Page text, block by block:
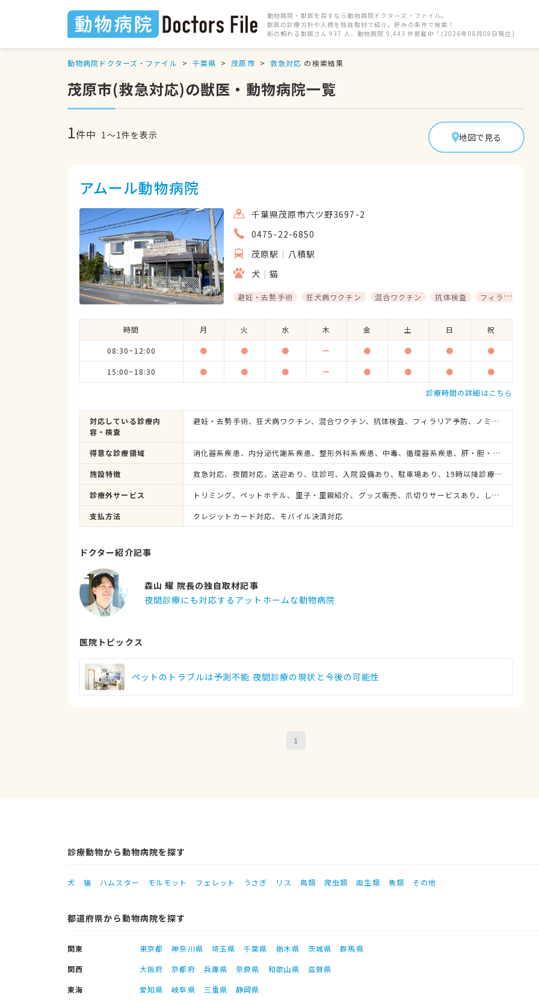
動物病院・獣医を探すなら動物病院ドクターズ・ファイル。
獣医の診療方針や人柄を独自取材で紹介。好みの条件で検索！
街の頼れる獣医さん 937 人、動物病院 9,443 件掲載中！(2026年08月08日現在)
動物病院ドクターズ・ファイル 千葉県 茂原市 救急対応 の検索結果
茂原市(救急対応)の獣医・動物病院一覧
1件中 1〜1件を表示 地図で見る
アムール動物病院
千葉県茂原市六ツ野3697-2
0475-22-6850
茂原駅
八積駅
犬
猫
避妊・去勢手術 狂犬病ワクチン 混合ワクチン 抗体検査 フィラリア予防
時間 月 火 水 木 金 土 日 祝
08:30~12:00 ● ● ● ー ● ● ● ●
15:00~18:30 ● ● ● ー ● ● ● ●
診療時間の詳細はこちら
対応している診療内
容・検査
避妊・去勢手術、狂犬病ワクチン、混合ワクチン、抗体検査、フィラリア予防、ノミ・ダニ予防、マイクロチップ対応、健康診断、各種検査、外科手術
得意な診療領域 消化器系疾患、内分泌代謝系疾患、整形外科系疾患、中毒、循環器系疾患、肝・胆・すい臓系疾患、血液・免疫系疾患、耳系疾患、皮膚系疾患、腎・泌尿器系疾患、生殖器系疾患、腫瘍・がん、アレルギー、歯と口腔系疾患、けが・その他
施設特徴 救急対応、夜間対応、送迎あり、往診可、入院設備あり、駐車場あり、19時以降診療可、日曜診療、祝日診療
診療外サービス トリミング、ペットホテル、里子・里親紹介、グッズ販売、爪切りサービスあり、しつけ相談受付
支払方法 クレジットカード対応、モバイル決済対応
ドクター紹介記事
森山 耀 院長の独自取材記事
夜間診療にも対応するアットホームな動物病院
医院トピックス
ペットのトラブルは予測不能 夜間診療の現状と今後の可能性
1
診療動物から動物病院を探す
犬 猫 ハムスター モルモット フェレット うさぎ リス 鳥類 爬虫類 両生類 魚類 その他
都道府県から動物病院を探す
関東 東京都 神奈川県 埼玉県 千葉県 栃木県 茨城県
群馬県
関西
大阪府 京都府 兵庫県 奈良県 和歌山県
滋賀県
東海
愛知県 岐阜県 三重県
静岡県